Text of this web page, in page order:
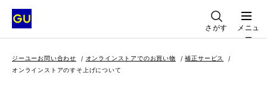
さがす
メニュ
ー
ジーユーお問い合わせ オンラインストアでのお買い物
補正サービス
オンラインストアのすそ上げについて